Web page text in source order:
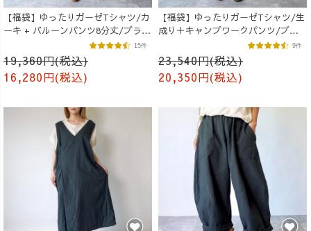
【福袋】ゆったりガーゼTシャツ/カ
ーキ + バルーンパンツ8分丈/ブラッ
19,360円(税込)
16,280円(税込)
15件
【福袋】ゆったりガーゼTシャツ/生
成り＋キャンプワークパンツ/ブラ
23,540円(税込)
20,350円(税込)
9件